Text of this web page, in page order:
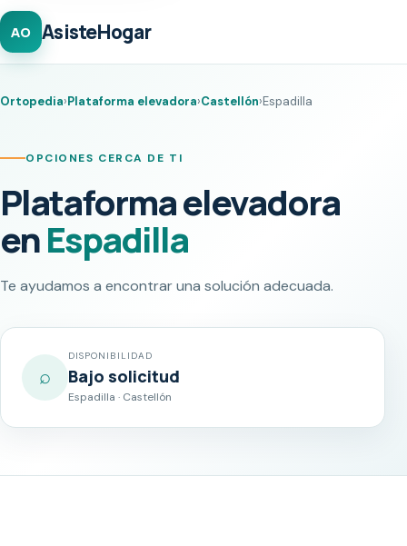
AO AsisteHogar
Ortopedia›Plataforma elevadora›Castellón›Espadilla
OPCIONES CERCA DE TI
Plataforma elevadora
enEspadilla
Te ayudamos a encontrar una solución adecuada.
⌕
DISPONIBILIDAD
Bajo solicitud
Espadilla · Castellón